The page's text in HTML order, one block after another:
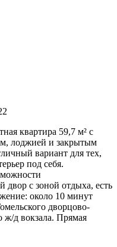
квартира 59,7 м² с
лоджией и закрытым
вариант для тех,
под себя.
двор с зоной отдыха, есть
около 10 минут
дворцово-
ж/д вокзала. Прямая